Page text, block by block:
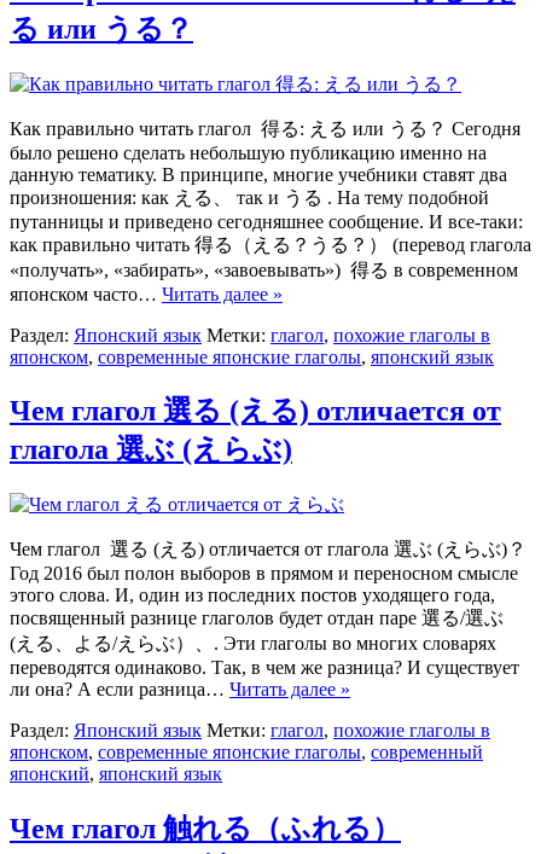
る или うる？
Как правильно читать глагол 得る: える или うる？ Сегодня
было решено сделать небольшую публикацию именно на
данную тематику. В принципе, многие учебники ставят два
произношения: как える、 так и うる . На тему подобной
путанницы и приведено сегодняшнее сообщение. И все-таки:
как правильно читать 得る（える？うる？） (перевод глагола
«получать», «забирать», «завоевывать») 得る в современном
японском часто… Читать далее »
Раздел: Японский язык Метки: глагол, похожие глаголы в
японском, современные японские глаголы, японский язык
Чем глагол 選る (える) отличается от
глагола 選ぶ (えらぶ)
Чем глагол 選る (える) отличается от глагола 選ぶ (えらぶ)？
Год 2016 был полон выборов в прямом и переносном смысле
этого слова. И, один из последних постов уходящего года,
посвященный разнице глаголов будет отдан паре 選る/選ぶ
(える、よる/えらぶ）、. Эти глаголы во многих словарях
переводятся одинаково. Так, в чем же разница? И существует
ли она? А если разница… Читать далее »
Раздел: Японский язык Метки: глагол, похожие глаголы в
японском, современные японские глаголы, современный
японский, японский язык
Чем глагол 触れる（ふれる）